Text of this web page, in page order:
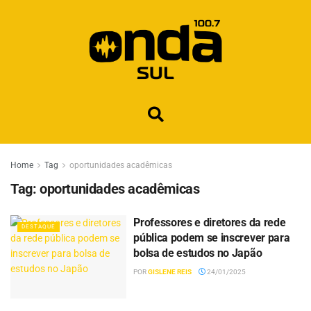
Home Tag oportunidades acadêmicas
Tag: oportunidades acadêmicas
DESTAQUE
Professores e diretores da rede
pública podem se inscrever para
bolsa de estudos no Japão
PORGISLENE REIS 24/01/2025